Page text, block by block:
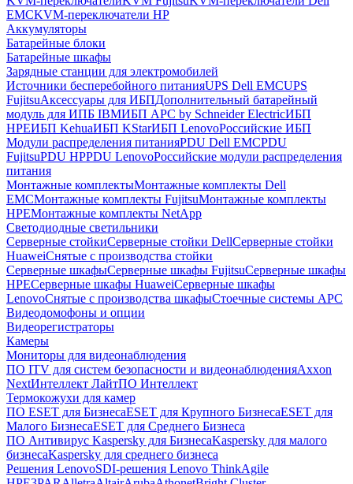
EMCKVM-переключатели HP
Аккумуляторы
Батарейные блоки
Батарейные шкафы
Зарядные станции для электромобилей
Источники бесперебойного питанияUPS Dell EMCUPS
FujitsuАксессуары для ИБПДополнительный батарейный
модуль для ИПБ IBMИБП APC by Schneider ElectricИБП
HPEИБП KehuaИБП KStarИБП LenovoРоссийские ИБП
Модули распределения питанияPDU Dell EMCPDU
FujitsuPDU HPPDU LenovoРоссийские модули распределения
питания
Монтажные комплектыМонтажные комплекты Dell
EMCМонтажные комплекты FujitsuМонтажные комплекты
HPEМонтажные комплекты NetApp
Светодиодные светильники
Серверные стойкиСерверные стойки DellСерверные стойки
HuaweiСнятые с производства стойки
Серверные шкафыСерверные шкафы FujitsuСерверные шкафы
HPEСерверные шкафы HuaweiСерверные шкафы
LenovoСнятые с производства шкафыСтоечные системы APC
Видеодомофоны и опции
Видеорегистраторы
Камеры
Мониторы для видеонаблюдения
ПО ITV для систем безопасности и видеонаблюденияAxxon
NextИнтеллект ЛайтПО Интеллект
Термокожухи для камер
ПО ESET для БизнесаESET для Крупного БизнесаESET для
Малого БизнесаESET для Среднего Бизнеса
ПО Антивирус Kaspersky для БизнесаKaspersky для малого
бизнесаKaspersky для среднего бизнеса
Решения LenovoSDI-решения Lenovo ThinkAgile